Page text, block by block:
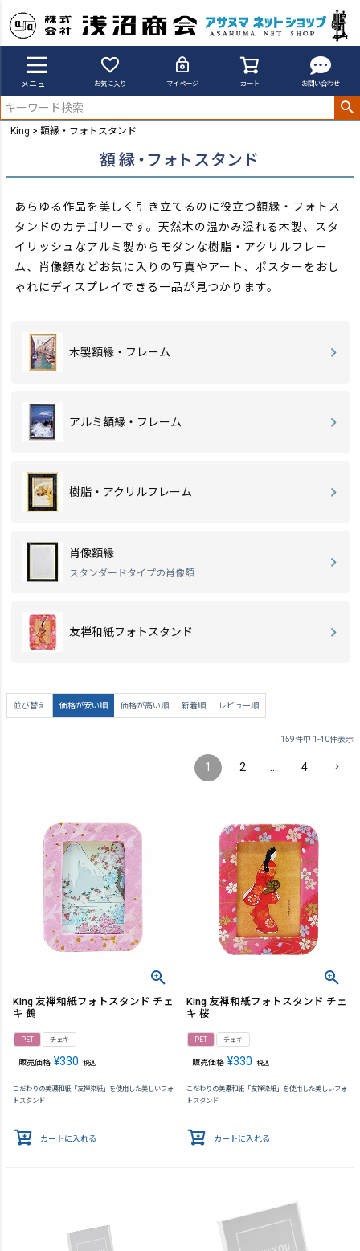
メニュー お気に入り マイページ カート お問い合わせ
King 額縁・フォトスタンド
額縁・フォトスタンド
あらゆる作品を美しく引き立てるのに役立つ額縁・フォトス
タンドのカテゴリーです。天然木の温かみ溢れる木製、スタ
イリッシュなアルミ製から モダンな樹脂・アクリルフレー
ム、肖像額などお気に入りの写真やアート、ポスターをおし
ゃれにディスプレイできる一品が見つかります。
木製額縁・フレーム
アルミ額縁・フレーム
樹脂・アクリルフレーム
肖像額縁
スタンダードタイプの肖像額
友禅和紙フォトスタンド
並び替え 価格が安い順 価格が高い順 新着順 レビュー順
159件中 1 -40件表示
1 2 4
King 友禅和紙フォトスタンド チェ
キ 鶴
PET チェキ
販売価格 ¥330 税込
こだわりの美濃和紙「友禅染紙」を使用した美しいフォ
トスタンド
カートに入れる
King 友禅和紙フォトスタンド チェ
キ 桜
PET チェキ
販売価格 ¥330 税込
こだわりの美濃和紙「友禅染紙」を使用した美しいフォ
トスタンド
カートに入れる